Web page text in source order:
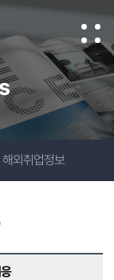
해외취업정보